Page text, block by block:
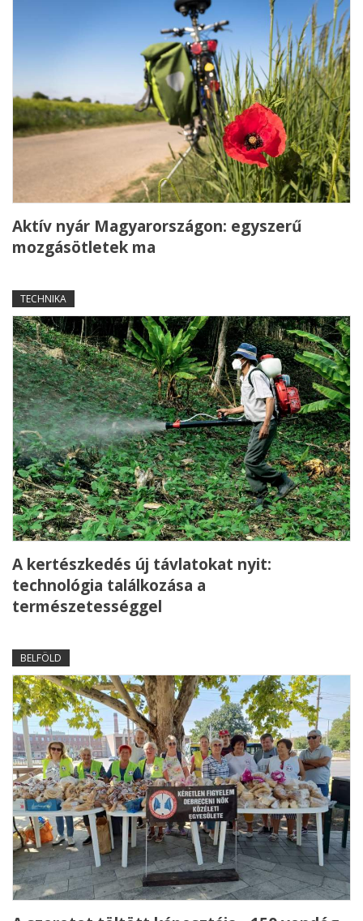
Aktív nyár Magyarországon: egyszerű
mozgásötletek ma
TECHNIKA
A kertészkedés új távlatokat nyit:
technológia találkozása a
természetességgel
BELFÖLD